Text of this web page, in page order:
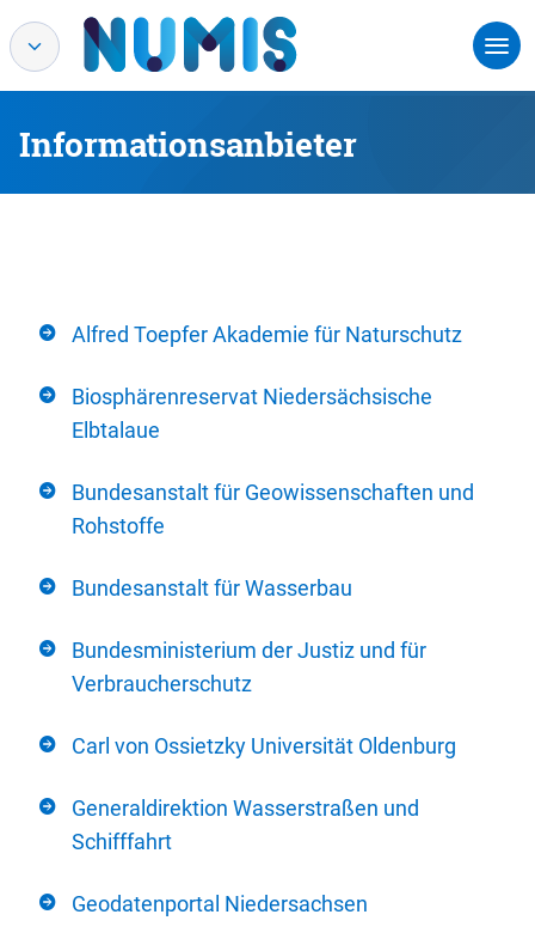
Informationsanbieter
Alfred Toepfer Akademie für Naturschutz
Biosphärenreservat Niedersächsische
Elbtalaue
Bundesanstalt für Geowissenschaften und
Rohstoffe
Bundesanstalt für Wasserbau
Bundesministerium der Justiz und für
Verbraucherschutz
Carl von Ossietzky Universität Oldenburg
Generaldirektion Wasserstraßen und
Schifffahrt
Geodatenportal Niedersachsen